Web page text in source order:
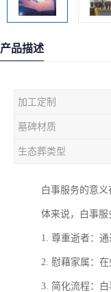
产品描述
加工定制
墓碑材质
生态葬类型
白事服务的意
体来说，白事服
1. 尊重逝者：
2. 慰藉家属：
3. 简化流程：